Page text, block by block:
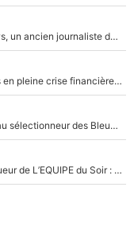
Après le dérapage de Nelson Monfort sur CNews, un ancien journaliste de France Télévisions relance la polémique sur les incendies en Gironde
Grégory Lorenzi doit renoncer à cinq signatures en pleine crise financière : L’IA propose sept noms à l’OM pour un mercato réussi... à seulement 5M€ !
«Plus grand, je ferai chauffeur-livreur» : Nouveau sélectionneur des Bleus, Zinédine Zidane s’était imaginé un avenir très différent lorsqu'il était enfant
Johan Micoud en conflit avec un autre chroniqueur de L’EQUIPE du Soir : «Pendant un moment, je ne les ai pas remis ensemble dans l'émission»